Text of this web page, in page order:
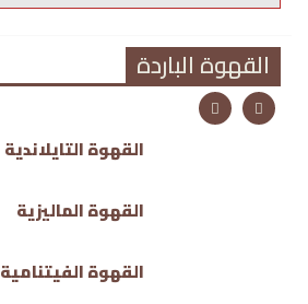
القهوة الباردة
القهوة التايلاندية
القهوة الماليزية
القهوة الفيتنامية